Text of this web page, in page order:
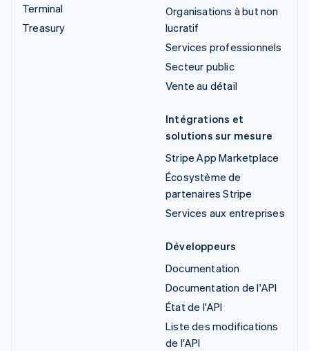
Terminal
Treasury
Organisations à but non
lucratif
Services professionnels
Secteur public
Vente au détail
Intégrations et
solutions sur mesure
Stripe App Marketplace
Écosystème de
partenaires Stripe
Services aux entreprises
Développeurs
Documentation
Documentation de l'API
État de l'API
Liste des modifications
de l'API